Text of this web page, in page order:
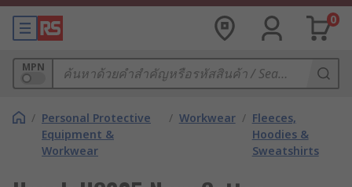
0
MPN
/ Personal Protective
Equipment &
Workwear
/ Workwear / Fleeces,
Hoodies &
Sweatshirts